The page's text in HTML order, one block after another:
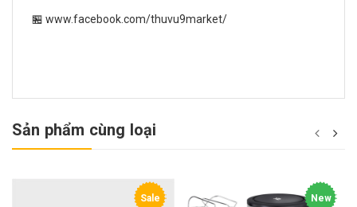
🏪 www.facebook.com/thuvu9market/
Sản phẩm cùng loại
Sale New